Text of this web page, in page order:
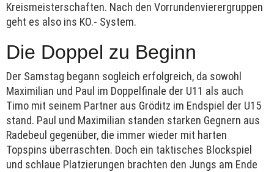
Kreismeisterschaften. Nach den Vorrundenvierergruppen
geht es also ins KO.- System.
Die Doppel zu Beginn
Der Samstag begann sogleich erfolgreich, da sowohl
Maximilian und Paul im Doppelfinale der U11 als auch
Timo mit seinem Partner aus Gröditz im Endspiel der U15
stand. Paul und Maximilian standen starken Gegnern aus
Radebeul gegenüber, die immer wieder mit harten
Topspins überraschten. Doch ein taktisches Blockspiel
und schlaue Platzierungen brachten den Jungs am Ende